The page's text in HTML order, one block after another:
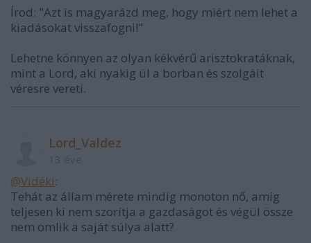
Írod: "Azt is magyarázd meg, hogy miért nem lehet a
kiadásokat visszafogni!"
Lehetne könnyen az olyan kékvérű arisztokratáknak,
mint a Lord, aki nyakig ül a borban és szolgáit
véresre vereti.
Lord_Valdez
@Vidéki:
Tehát az állam mérete mindig monoton nő, amíg
teljesen ki nem szorítja a gazdaságot és végül össze
nem omlik a saját súlya alatt?